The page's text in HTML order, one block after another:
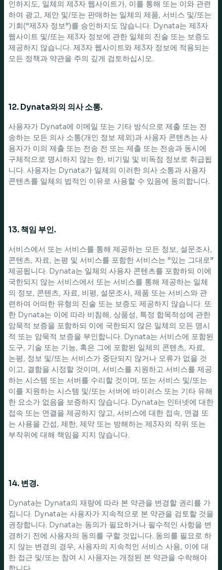
인하지도, 일체의 제3자 웹사이트가, 이를 통해 또는 이와 관련
하여 광고, 제안 및/또는 판매하는 일체의 제품, 서비스 및/또는
기회(“제3자 정보”)를 승인하지도 않습니다. Dynata는 제3자
웹사이트 및/또는 제3자 정보에 관한 일체의 진술 또는 보증도
제공하지 않습니다. 제3자 웹사이트와 제3자 정보에 적용되는
모든 정책과 약관을 주의 깊게 검토하십시오.
12. Dynata와의 의사 소통.
사용자가 Dynata에 이메일 또는 기타 방식으로 제출 또는 전
송하는 모든 의사 소통(개인 정보 제외)과 사용자 콘텐츠는 사
용자가 이의 제출 또는 전송 전 또는 제출 또는 전송과 동시에
구체적으로 명시하지 않는 한, 비기밀 및 비독점 정보로 취급됩
니다. 사용자는 Dynata가 일체의 이러한 의사 소통과 사용자
콘텐츠를 일체의 법적인 이유로 사용할 수 있음에 동의합니다.
13. 책임 부인.
서비스에서 또는 서비스를 통해 제공하는 모든 정보, 설문조사,
콘텐츠, 자료, 논평 및 서비스를 포함한 서비스는 “있는 그대로”
제공됩니다. Dynata는 일체의 사용자 콘텐츠를 포함하되 이에
국한되지 않는 서비스에서 또는 서비스를 통해 제공하는 일체
의 정보, 콘텐츠, 자료, 비평, 설문조사, 제품 또는 서비스와 관
련하여 어떠한 유형의 진술 또는 보증도 제공하지 않습니다. 또
한 Dynata는 이에 따라 비침해, 상품성, 특정 합목적성에 관한
암묵적 보증을 포함하되 이에 국한되지 않은 일체의 모든 명시
적 또는 암묵적 보증을 부인합니다. Dynata는 서비스에 포함된
도구, 기술 또는 기능, 혹은 그에 포함된 일체의 콘텐츠, 자료,
논평, 정보 및/또는 서비스가 중단되지 않거나 오류가 없을 것
이고, 결함을 시정할 것이며, 서비스를 지원하고 서비스를 제공
하는 시스템 또는 서버를 수리할 것이며, 또는 서비스 및/또는
이를 지원하는 시스템 및/또는 서버에 바이러스 또는 기타 유해
한 요소가 없음을 보증하지 않습니다. Dynata는 인터넷에 대한
접속 또는 연결을 제공하지 않고, 서비스에 대한 접속, 연결 또
는 사용을 간섭, 제한, 제약 또는 방해하는 제3자의 작위 또는
부작위에 대해 책임을 지지 않습니다.
14. 변경.
Dynata는 Dynata의 재량에 따라 본 약관을 변경할 권리를 가
집니다. Dynata는 사용자가 지속적으로 본 약관을 검토할 것을
권장합니다. Dynata는 동의가 필요하거나 필수적인 사항을 변
경하기 전에 사용자의 동의를 구할 것입니다. 동의를 필요로 하
지 않는 변경의 경우, 사용자의 지속적인 서비스 사용, 이에 대
한 접근 및/또는 참여 시 사용자는 개정된 본 약관을 수락해야